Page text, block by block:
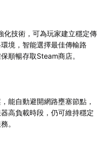
化技術，可為玩家建立穩定傳
境，智能選擇最佳傳輸路
順暢存取Steam商店。
能自動避開網路壅塞節點，
高負載時段，仍可維持穩定
。